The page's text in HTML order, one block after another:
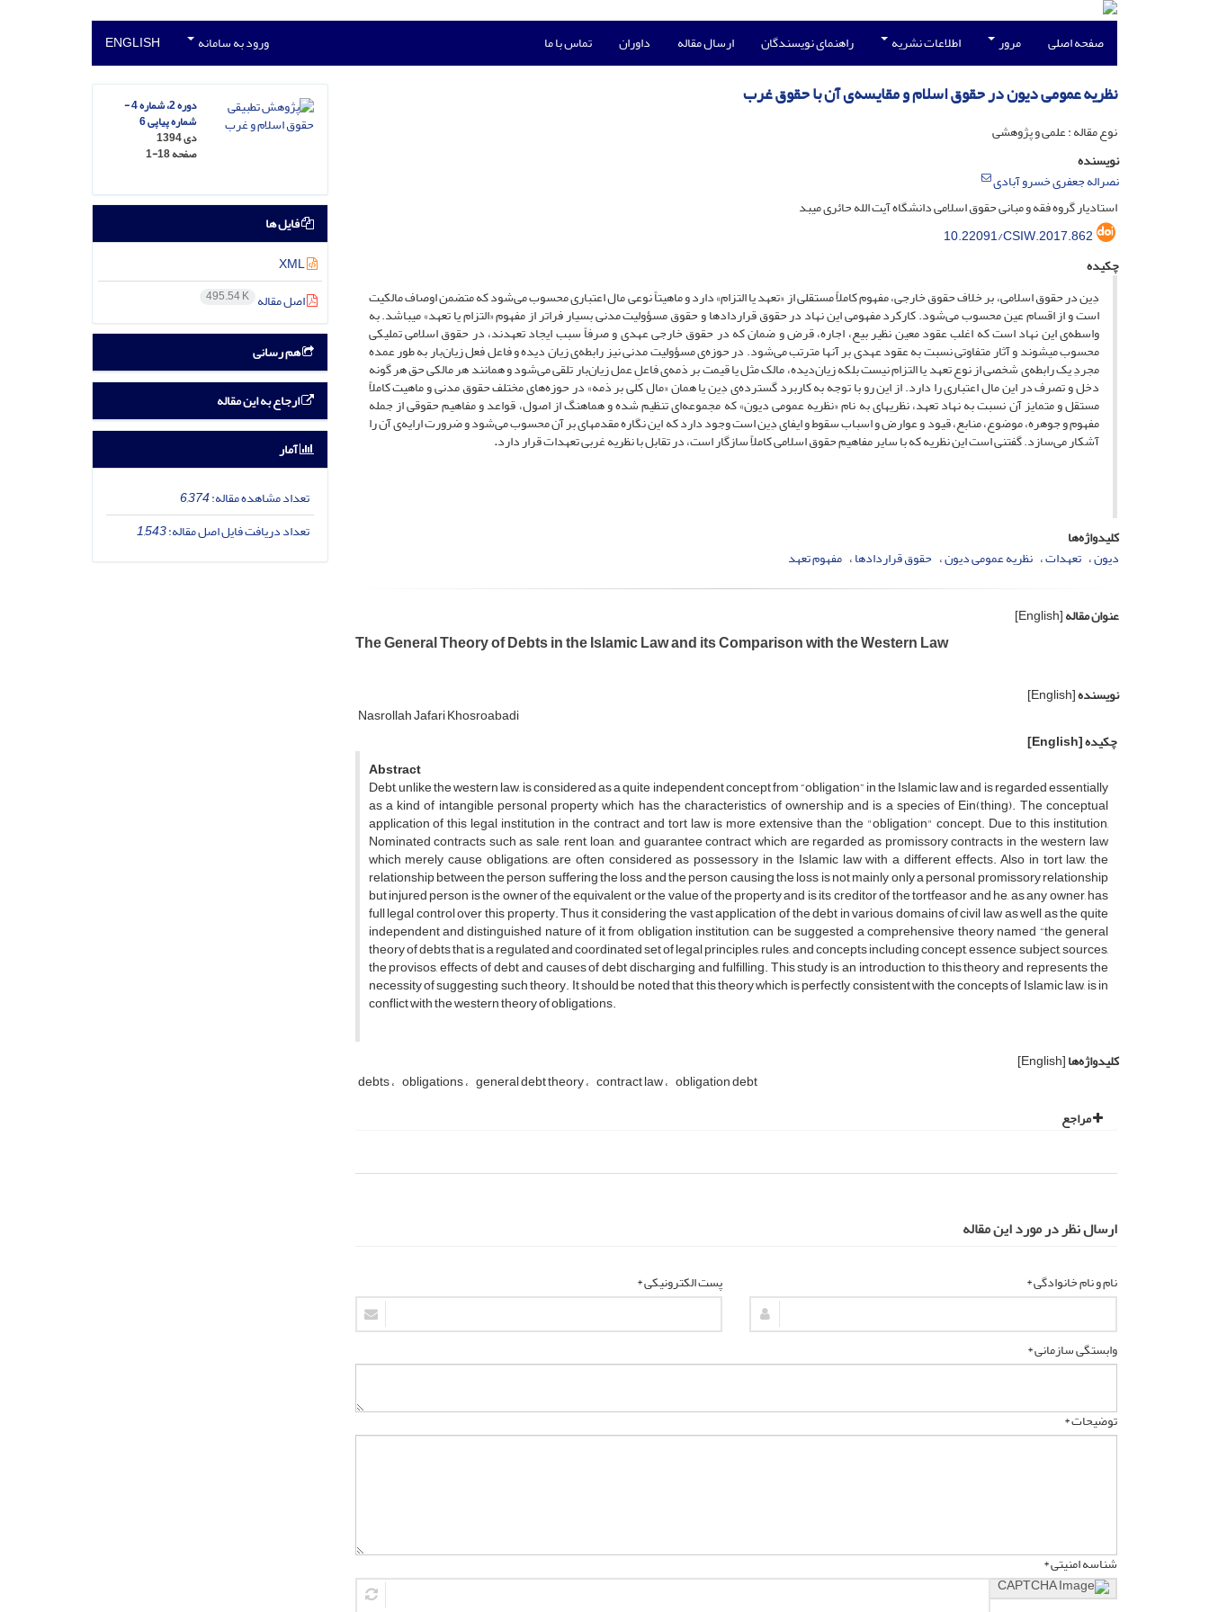
صفحه اصلی مرور اطلاعات نشریه راهنمای نویسندگان ارسال مقاله داوران تماس با ما ورود به سامانه ENGLISH
نظریه عمومی دیون در حقوق اسلام و مقایسه‌ی آن با حقوق غرب
نوع مقاله : علمی و پژوهشی
نویسنده
نصراله جعفری خسرو آبادی
استادیار گروه فقه و مبانی حقوق اسلامی دانشگاه آیت الله حائری میبد
10.22091/CSIW.2017.862
چکیده
دِین در حقوق اسلامی، بر خلاف حقوق خارجی، مفهوم کاملاً مستقلی از «تعهد یا التزام» دارد و ماهیتاً نوعی مال اعتباری محسوب می‌شود که متضمن اوصاف مالکیت
است و از اقسام عین محسوب می‌شود. کارکرد مفهومی این نهاد در حقوق قراردادها و حقوق مسؤولیت مدنی بسیار فراتر از مفهوم «التزام یا تعهد» می­باشد. به
واسطه‌ی این نهاد است که اغلب عقود معین نظیر بیع، اجاره، قرض و ضمان که در حقوق خارجی عهدی و صرفاً سبب ایجاد تعهدند، در حقوق اسلامی تملیکی
محسوب می­شوند و آثار متفاوتی نسبت به عقود عهدی بر آنها مترتب می‌شود. در حوزه‌ی مسؤولیت مدنی نیز رابطه‌ی زیان دیده و فاعل فعل زیان‌بار به طور عمده
مجردِ یک رابطه‌ی شخصی از نوع تعهد یا التزام نیست بلکه زیا‌ن‌دیده، مالک مثل یا قیمت بر ذمه‌ی فاعلِ عمل زیان‌بار تلقی می‌شود و همانند هر مالکی حق هر گونه
دخل و تصرف در این مال اعتباری را دارد. از این رو با توجه به کاربرد گسترده‌ی دِین یا همان «مال کلی بر ذمه» در حوزه‌های مختلف حقوق مدنی و ماهیت کاملاً
مستقل و متمایز آن نسبت به نهاد تعهد، نظریه­ای به نام «نظریه عمومی دیون» که مجموعه‌ای تنظیم شده و هماهنگ از اصول، قواعد و مفاهیم حقوقی از جمله
مفهوم و جوهره، موضوع، منابع، قیود و عوارض و اسباب سقوط و ایفای دِین است وجود دارد که این نگاره مقدمه­ای بر آن محسوب می‌شود و ضرورت ارایه‌ی آن را
آشکار می‌سازد. گفتنی است این نظریه که با سایر مفاهیم حقوق اسلامی کاملاً سازگار است، در تقابل با نظریه غربی تعهدات قرار دارد.
کلیدواژه‌ها
دیون تعهدات نظریه عمومی دیون حقوق قراردادها مفهوم تعهد
عنوان مقاله[English]
The General Theory of Debts in the Islamic Law and its Comparison with the Western Law
نویسنده[English]
Nasrollah Jafari Khosroabadi
چکیده[English]
Abstract
Debt, unlike the western law, is considered as a quite independent concept from “obligation” in the Islamic law and is regarded essentially
as a kind of intangible personal property which has the characteristics of ownership and is a species of Ein(thing). The conceptual
application of this legal institution in the contract and tort law is more extensive than the "obligation" concept. Due to this institution,
Nominated contracts such as sale, rent, loan, and guarantee contract which are regarded as promissory contracts in the western law
which merely cause obligations, are often considered as possessory in the Islamic law with a different effects. Also in tort law, the
relationship between the person suffering the loss and the person causing the loss is not mainly only a personal promissory relationship
but injured person is the owner of the equivalent or the value of the property and is its creditor of the tortfeasor and he, as any owner, has
full legal control over this property. Thus it, considering the vast application of the debt in various domains of civil law as well as the quite
independent and distinguished nature of it from obligation institution, can be suggested a comprehensive theory named “the general
theory of debts that is a regulated and coordinated set of legal principles, rules, and concepts including concept, essence, subject, sources,
the provisos, effects of debt and causes of debt discharging and fulfilling. This study is an introduction to this theory and represents the
necessity of suggesting such theory. It should be noted that this theory which is perfectly consistent with the concepts of Islamic law, is in
conflict with the western theory of obligations.
کلیدواژه‌ها[English]
debts obligations general debt theory contract law obligation debt
مراجع
ارسال نظر در مورد این مقاله
نام و نام خانوادگی * پست الکترونیکی *
وابستگی سازمانی *
توضیحات *
شناسه امنیتی *
دوره 2، شماره 4 -
شماره پیاپی 6
دی 1394
صفحه1-18
فایل ها
XML
اصل مقاله 495.54 K
هم رسانی
ارجاع به این مقاله
آمار
تعداد مشاهده مقاله:6,374
تعداد دریافت فایل اصل مقاله:1,543